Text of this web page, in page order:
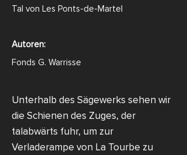
Tal von Les Ponts-de-Martel
Autoren:
Fonds G. Warrisse
Unterhalb des Sägewerks sehen wir
die Schienen des Zuges, der
talabwärts fuhr, um zur
Verladerampe von La Tourbe zu